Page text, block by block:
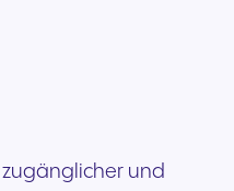
zugänglicher und